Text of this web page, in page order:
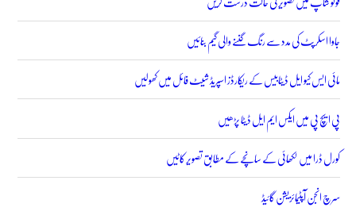
فوٹو شاپ میں تصویر کی حالت درست کریں
جاوا اسکرپٹ کی مدد سے رنگ گننے والی گیم بنائیں
مائی ایس کیو ایل ڈیٹابیس کے ریکارڈز اسپریڈ شیٹ فائل میں کھولیں
پی ایچ پی میں ایکس ایم ایل ڈیٹا پڑھیں
کورل ڈرا میں لکھائی کے سانچے کے مطابق تصویر کاٹیں
سرچ انجن آپٹیمائزیشن گائیڈ